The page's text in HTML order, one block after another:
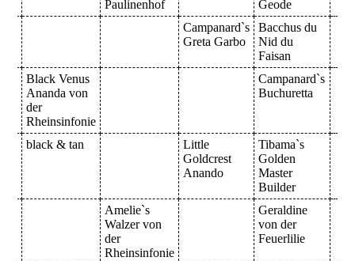
Paulinenhof
Geode
Campanard`s
Greta Garbo
Bacchus du
Nid du
Faisan
Black Venus
Ananda von
der
Rheinsinfonie
Campanard`s
Buchuretta
black & tan
Little
Goldcrest
Anando
Tibama`s
Golden
Master
Builder
Amelie`s
Walzer von
der
Rheinsinfonie
Geraldine
von der
Feuerlilie